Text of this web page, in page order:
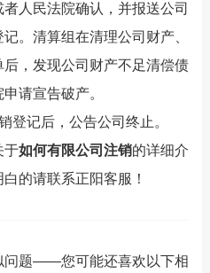
人民法院确认，并报送公司
。清算组在清理公司财产、
，发现公司财产不足清偿债
请宣告破产。
登记后，公告公司终止。
于如何有限公司注销的详细介
的请联系正阳客服！
问题——您可能还喜欢以下相